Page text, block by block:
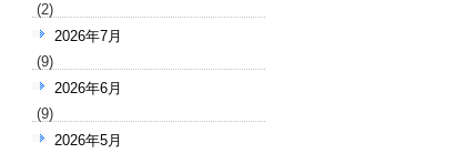
(2)
2026年7月
(9)
2026年6月
(9)
2026年5月